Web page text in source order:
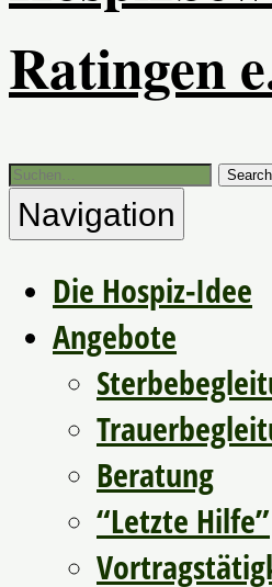
Ratingen
Navigation
Die Hospiz-Idee
Angebote
Beratung
“Letzte Hilfe”